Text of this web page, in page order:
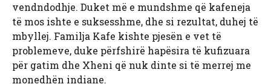
vendndodhje. Duket më e mundshme që kafeneja
të mos ishte e suksesshme, dhe si rezultat, duhej të
mbyllej. Familja Kafe kishte pjesën e vet të
problemeve, duke përfshirë hapësira të kufizuara
për gatim dhe Xheni që nuk dinte si të merrej me
monedhën indiane.